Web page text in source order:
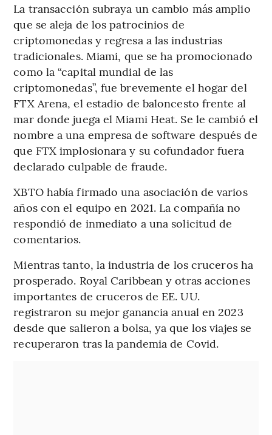
La transacción subraya un cambio más amplio
que se aleja de los patrocinios de
criptomonedas y regresa a las industrias
tradicionales. Miami, que se ha promocionado
como la “capital mundial de las
criptomonedas”, fue brevemente el hogar del
FTX Arena, el estadio de baloncesto frente al
mar donde juega el Miami Heat. Se le cambió el
nombre a una empresa de software después de
que FTX implosionara y su cofundador fuera
declarado culpable de fraude.
XBTO había firmado una asociación de varios
años con el equipo en 2021. La compañía no
respondió de inmediato a una solicitud de
comentarios.
Mientras tanto, la industria de los cruceros ha
prosperado. Royal Caribbean y otras acciones
importantes de cruceros de EE. UU.
registraron su mejor ganancia anual en 2023
desde que salieron a bolsa, ya que los viajes se
recuperaron tras la pandemia de Covid.